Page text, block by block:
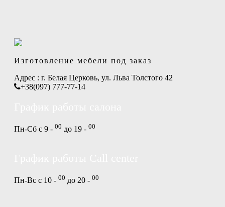
Изготовление мебели под заказ
Адрес : г. Белая Церковь, ул. Льва Толстого 42
+38(097) 777-77-14
Пн-Сб с 9 - 00 до 19 - 00
Пн-Вс с 10 - 00 до 20 - 00